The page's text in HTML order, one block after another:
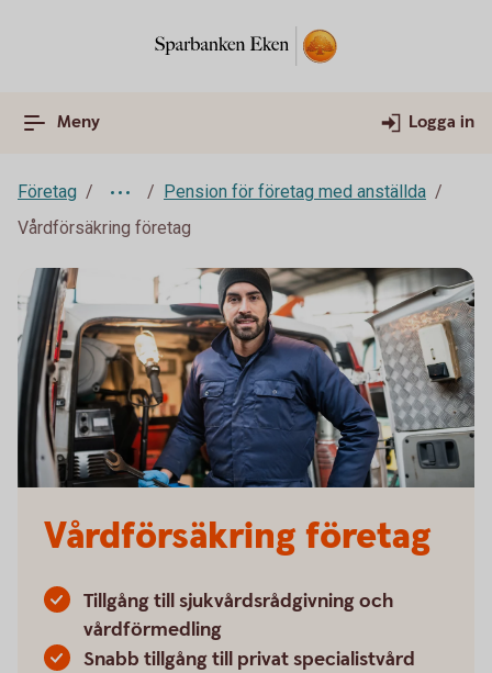
Meny Logga in
Företag
Pension för företag med anställda
Vårdförsäkring företag
Vårdförsäkring företag
Tillgång till sjukvårdsrådgivning och
vårdförmedling
Snabb tillgång till privat specialistvård